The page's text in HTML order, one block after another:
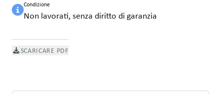
Condizione
Non lavorati, senza diritto di garanzia
SCARICARE PDF